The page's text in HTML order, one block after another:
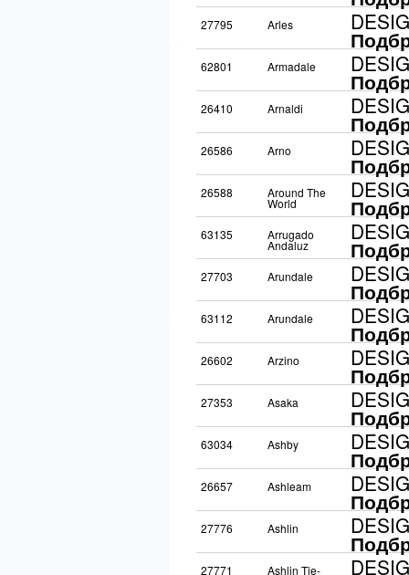
27795 Arles
62801 Armadale
26410 Arnaldi
26586 Arno
26588 Around The
World
63135 Arrugado
Andaluz
27703 Arundale
63112 Arundale
26602 Arzino
27353 Asaka
63034 Ashby
26657 Ashleam
27776 Ashlin
27771 Ashlin Tie-